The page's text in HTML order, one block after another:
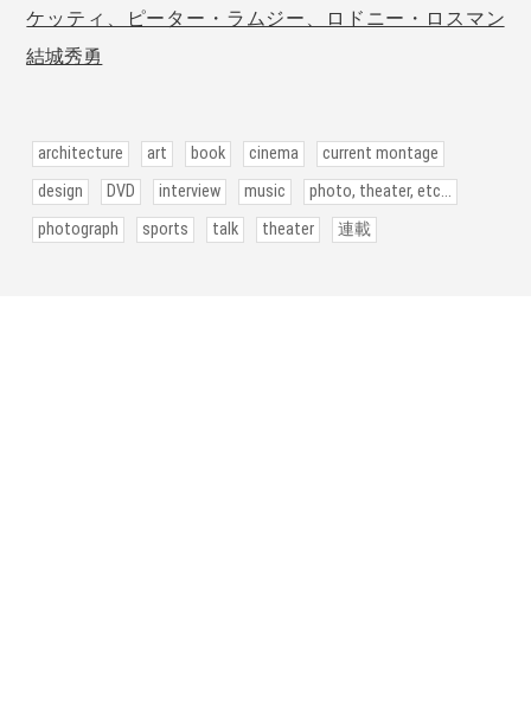
ケッティ、ピーター・ラムジー、ロドニー・ロスマン
結城秀勇
architecture art book cinema
current montage
design
DVD interview music
photo, theater, etc...
photograph
sports talk theater 連載